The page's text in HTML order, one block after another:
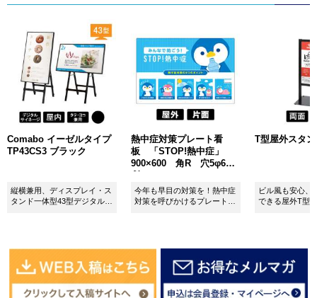
Comabo イーゼルタイプ
TP43CS3 ブラック
縦横兼用、ディスプレイ・ス
タンド一体型43型デジタルサ
熱中症対策プレート看
板 「STOP!熱中症」
900×600 角R 穴5φ6カ
今年も早目の対策を！熱中症
対策を呼びかけるプレート看
T型屋外スタ
ビル風も安心、
できる屋外T型